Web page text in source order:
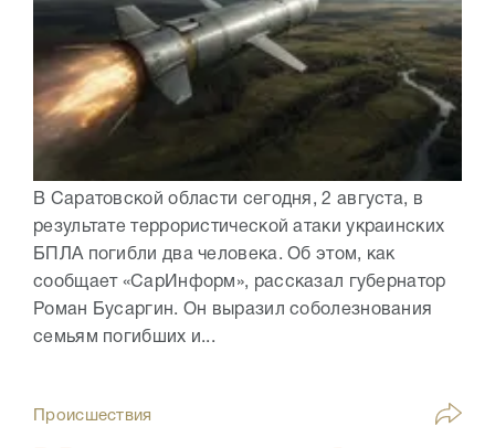
В Саратовской области сегодня, 2 августа, в
результате террористической атаки украинских
БПЛА погибли два человека. Об этом, как
сообщает «СарИнформ», рассказал губернатор
Роман Бусаргин. Он выразил соболезнования
семьям погибших и...
Происшествия